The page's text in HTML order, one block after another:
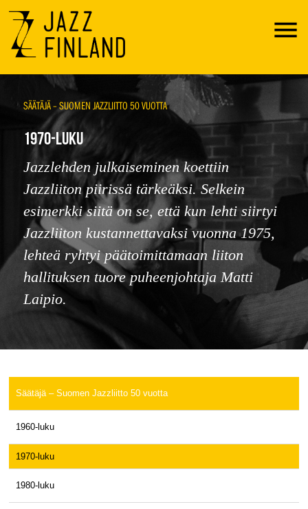
Menu
SÄÄTÄJÄ – SUOMEN JAZZLIITTO 50 VUOTTA
1970-LUKU
Jazzlehden julkaiseminen koettiin
Jazzliiton piirissä tärkeäksi. Selkein
esimerkki siitä on se, että kun lehti siirtyi
Jazzliiton kustannettavaksi vuonna 1975,
lehteä ryhtyi päätoimittamaan liiton
hallituksen tuore puheenjohtaja Matti
Laipio.
Säätäjä – Suomen Jazzliitto 50 vuotta
1960-luku
1970-luku
1980-luku